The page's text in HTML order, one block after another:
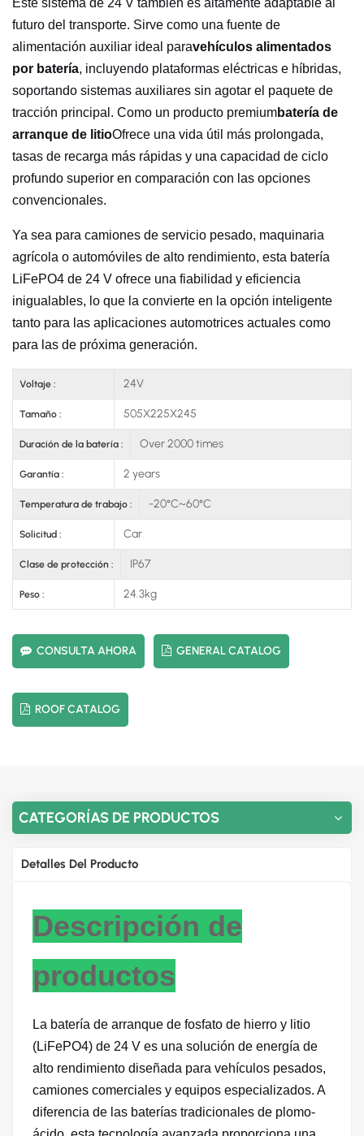
futuro del transporte. Sirve como una fuente de
alimentación auxiliar ideal paravehículos alimentados
por batería, incluyendo plataformas eléctricas e híbridas,
soportando sistemas auxiliares sin agotar el paquete de
tracción principal. Como un producto premiumbatería de
arranque de litioOfrece una vida útil más prolongada,
tasas de recarga más rápidas y una capacidad de ciclo
profundo superior en comparación con las opciones
convencionales.
Ya sea para camiones de servicio pesado, maquinaria
agrícola o automóviles de alto rendimiento, esta batería
LiFePO4 de 24 V ofrece una fiabilidad y eficiencia
inigualables, lo que la convierte en la opción inteligente
tanto para las aplicaciones automotrices actuales como
para las de próxima generación.
Voltaje : 24V
Tamaño : 505X225X245
Duración de la batería : Over 2000 times
Garantía : 2 years
Temperatura de trabajo : -20°C~60°C
Solicitud : Car
Clase de protección : IP67
Peso : 24.3kg
CONSULTA AHORA GENERAL CATALOG
ROOF CATALOG
CATEGORÍAS DE PRODUCTOS
Detalles Del Producto
Descripción de
productos
La batería de arranque de fosfato de hierro y litio
(LiFePO4) de 24 V es una solución de energía de
alto rendimiento diseñada para vehículos pesados,
camiones comerciales y equipos especializados. A
diferencia de las baterías tradicionales de plomo-